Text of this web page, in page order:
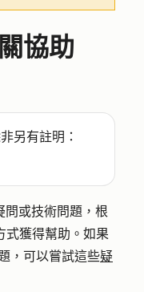
協助
另有註明：
問或技術問題，根
式獲得幫助。如果
，可以嘗試這些疑